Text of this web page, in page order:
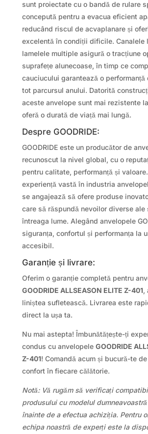
sunt proiectate cu o bandă de rulare
concepută pentru a evacua eficient
reducând riscul de acvaplanare și
excelentă în condiții dificile. Canalele
lamelele multiple asigură o tracțiune
suprafețe alunecoase, în timp ce
cauciucului garantează o performanță
tot parcursul anului. Datorită
aceste anvelope sunt mai rezistente
oferă o durată de viață mai lungă.
Despre GOODRIDE:
GOODRIDE este un producător de
recunoscut la nivel global, cu o
pentru calitate, performanță și
experiență vastă în industria
se angajează să ofere produse
care să răspundă nevoilor diverse ale
întreaga lume. Alegând anvelopele
siguranța, confortul și performanța la
accesibil.
Garanție și livrare:
Oferim o garanție completă pentru
GOODRIDE ALLSEASON ELITE Z-401,
liniștea sufletească. Livrarea este
direct la ușa ta.
Nu mai astepta! Îmbunătățește-ți
condus cu anvelopele GOODRIDE
Z-401! Comandă acum și bucură-te
confort în fiecare călătorie.
Notă: Vă rugăm să verificați
produsului cu modelul
înainte de a efectua achiziția. Pentru
echipa noastră de experți este la